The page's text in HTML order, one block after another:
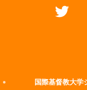
国際基督教大学